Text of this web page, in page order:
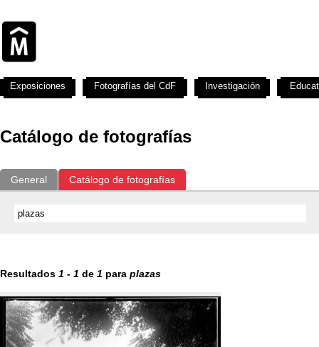
Catálogo de fotografías
General Catálogo de fotografías
Resultados 1 - 1 de 1 para plazas
Exposiciones Fotografías del CdF Investigación